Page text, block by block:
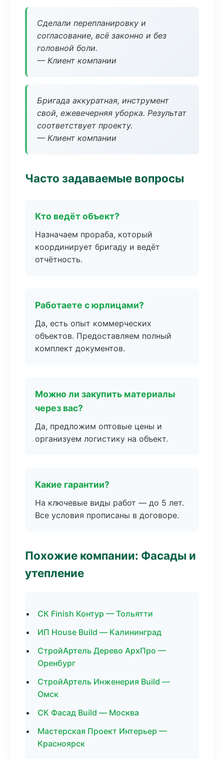
Сделали перепланировку и
согласование, всё законно и без
головной боли.
— Клиент компании
Бригада аккуратная, инструмент
свой, ежевечерняя уборка. Результат
соответствует проекту.
— Клиент компании
Часто задаваемые вопросы
Кто ведёт объект?
Назначаем прораба, который
координирует бригаду и ведёт
отчётность.
Работаете с юрлицами?
Да, есть опыт коммерческих
объектов. Предоставляем полный
комплект документов.
Можно ли закупить материалы
через вас?
Да, предложим оптовые цены и
организуем логистику на объект.
Какие гарантии?
На ключевые виды работ — до 5 лет.
Все условия прописаны в договоре.
Похожие компании: Фасады и
утепление
СК Finish Контур — Тольятти
ИП House Build — Калининград
СтройАртель Дерево АрхПро —
Оренбург
СтройАртель Инженерия Build —
Омск
СК Фасад Build — Москва
Мастерская Проект Интерьер —
Красноярск